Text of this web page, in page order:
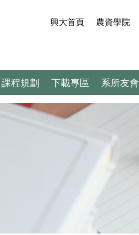
興大首頁 農資學院
課程規劃 下載專區 系所友會